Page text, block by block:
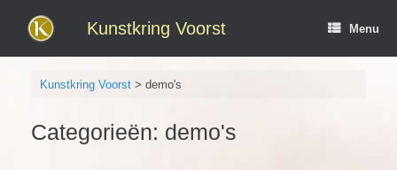
inhoud
Kunstkring Voorst Menu
Kunstkring Voorst> demo's
Categorieën: demo's